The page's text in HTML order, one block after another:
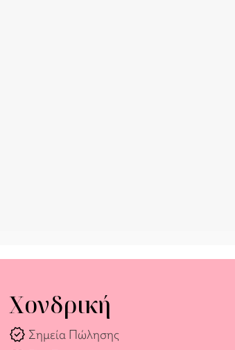
Χονδρική
verified Σημεία Πώλησης